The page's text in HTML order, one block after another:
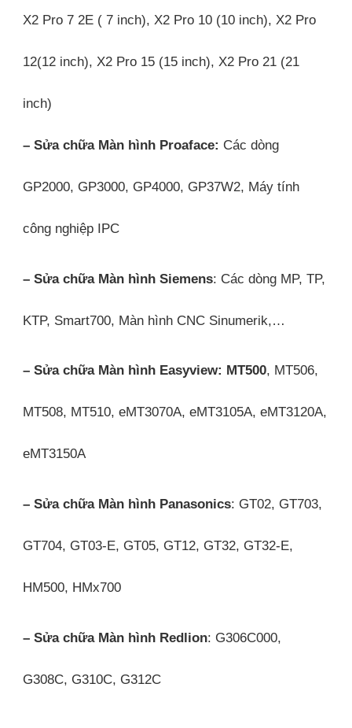
X2 Pro 7 2E ( 7 inch), X2 Pro 10 (10 inch), X2 Pro
12(12 inch), X2 Pro 15 (15 inch), X2 Pro 21 (21
inch)
– Sửa chữa Màn hình Proaface: Các dòng
GP2000, GP3000, GP4000, GP37W2, Máy tính
công nghiệp IPC
– Sửa chữa Màn hình Siemens: Các dòng MP, TP,
KTP, Smart700, Màn hình CNC Sinumerik,…
– Sửa chữa Màn hình Easyview: MT500, MT506,
MT508, MT510, eMT3070A, eMT3105A, eMT3120A,
eMT3150A
– Sửa chữa Màn hình Panasonics: GT02, GT703,
GT704, GT03-E, GT05, GT12, GT32, GT32-E,
HM500, HMx700
– Sửa chữa Màn hình Redlion: G306C000,
G308C, G310C, G312C